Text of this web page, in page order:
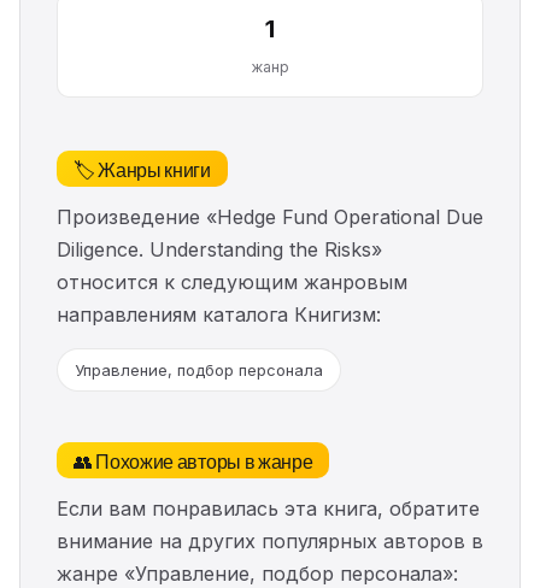
1
жанр
🏷️ Жанры книги
Произведение «Hedge Fund Operational Due
Diligence. Understanding the Risks»
относится к следующим жанровым
направлениям каталога Книгизм:
Управление, подбор персонала
👥 Похожие авторы в жанре
Если вам понравилась эта книга, обратите
внимание на других популярных авторов в
жанре «Управление, подбор персонала»: